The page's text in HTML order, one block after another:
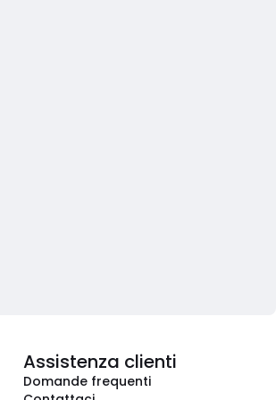
Assistenza clienti
Domande frequenti